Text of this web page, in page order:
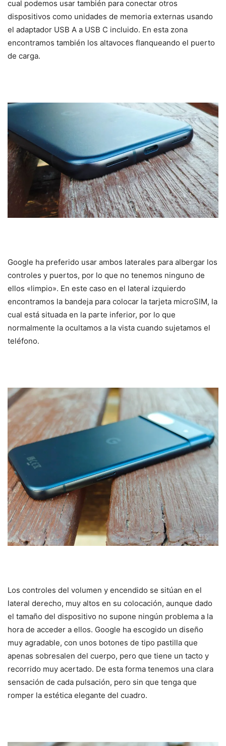
cual podemos usar también para conectar otros
dispositivos como unidades de memoria externas usando
el adaptador USB A a USB C incluido. En esta zona
encontramos también los altavoces flanqueando el puerto
de carga.
Google ha preferido usar ambos laterales para albergar los
controles y puertos, por lo que no tenemos ninguno de
ellos «limpio». En este caso en el lateral izquierdo
encontramos la bandeja para colocar la tarjeta microSIM, la
cual está situada en la parte inferior, por lo que
normalmente la ocultamos a la vista cuando sujetamos el
teléfono.
Los controles del volumen y encendido se sitúan en el
lateral derecho, muy altos en su colocación, aunque dado
el tamaño del dispositivo no supone ningún problema a la
hora de acceder a ellos. Google ha escogido un diseño
muy agradable, con unos botones de tipo pastilla que
apenas sobresalen del cuerpo, pero que tiene un tacto y
recorrido muy acertado. De esta forma tenemos una clara
sensación de cada pulsación, pero sin que tenga que
romper la estética elegante del cuadro.